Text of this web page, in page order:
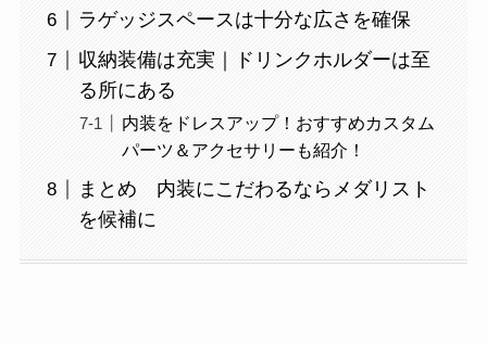
ラゲッジスペースは十分な広さを確保
収納装備は充実｜ドリンクホルダーは至
る所にある
内装をドレスアップ！おすすめカスタム
パーツ＆アクセサリーも紹介！
まとめ 内装にこだわるならメダリスト
を候補に